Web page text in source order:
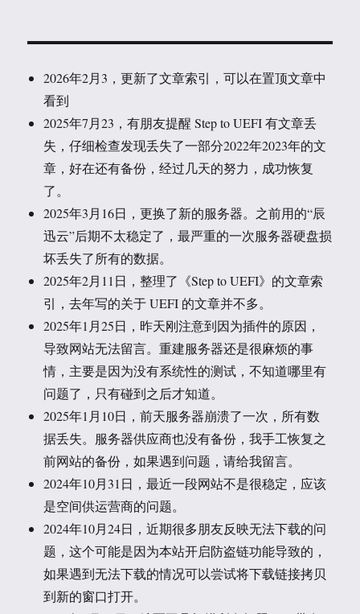
2026年2月3，更新了文章索引，可以在置顶文章中
看到
2025年7月23，有朋友提醒 Step to UEFI 有文章丢
失，仔细检查发现丢失了一部分2022年2023年的文
章，好在还有备份，经过几天的努力，成功恢复
了。
2025年3月16日，更换了新的服务器。之前用的“辰
迅云”后期不太稳定了，最严重的一次服务器硬盘损
坏丢失了所有的数据。
2025年2月11日，整理了《Step to UEFI》的文章索
引，去年写的关于 UEFI 的文章并不多。
2025年1月25日，昨天刚注意到因为插件的原因，
导致网站无法留言。重建服务器还是很麻烦的事
情，主要是因为没有系统性的测试，不知道哪里有
问题了，只有碰到之后才知道。
2025年1月10日，前天服务器崩溃了一次，所有数
据丢失。服务器供应商也没有备份，我手工恢复之
前网站的备份，如果遇到问题，请给我留言。
2024年10月31日，最近一段网站不是很稳定，应该
是空间供运营商的问题。
2024年10月24日，近期很多朋友反映无法下载的问
题，这个可能是因为本站开启防盗链功能导致的，
如果遇到无法下载的情况可以尝试将下载链接拷贝
到新的窗口打开。